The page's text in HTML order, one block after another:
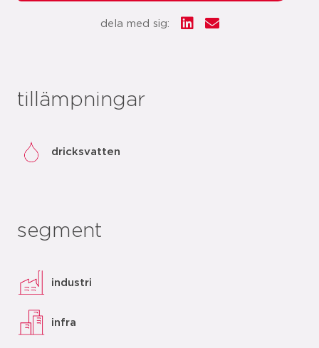
dela med sig:
tillämpningar
dricksvatten
segment
industri
infra